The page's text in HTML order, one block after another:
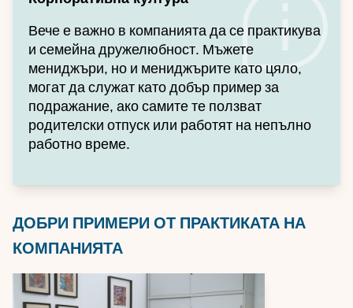
Вече е важно в компанията да се практикува
и семейна дружелюбност. Мъжете
мениджъри, но и мениджърите като цяло,
могат да служат като добър пример за
подражание, ако самите те ползват
родителски отпуск или работят на непълно
работно време.
ДОБРИ ПРИМЕРИ ОТ ПРАКТИКАТА НА
КОМПАНИЯТА